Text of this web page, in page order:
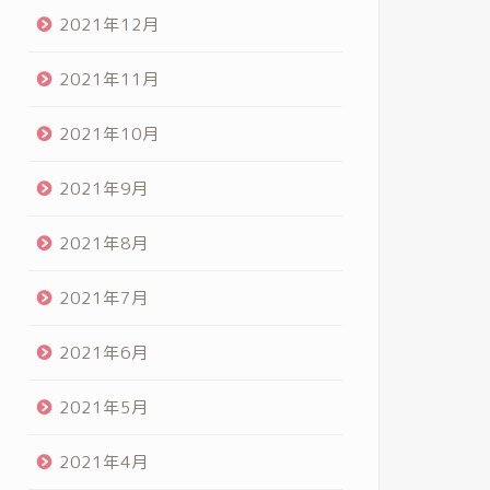
2021年12月
2021年11月
2021年10月
2021年9月
2021年8月
2021年7月
2021年6月
2021年5月
2021年4月